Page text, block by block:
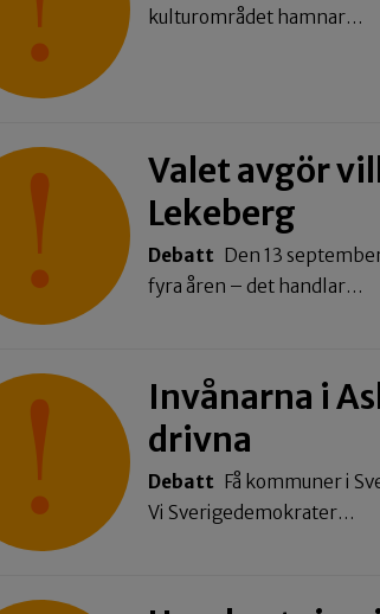
kulturområdet hamnar…
Valet avgör
Lekeberg
Debatt
Den 13
fyra åren – det handlar…
Invånarna i
drivna
Debatt
Få kommuner i
Vi Sverigedemokrater…